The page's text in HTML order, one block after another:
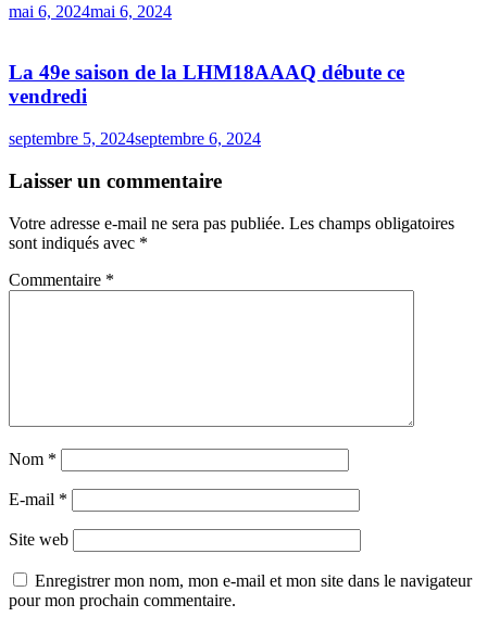
mai 6, 2024mai 6, 2024
La 49e saison de la LHM18AAAQ débute ce
vendredi
septembre 5, 2024septembre 6, 2024
Laisser un commentaire
Votre adresse e-mail ne sera pas publiée. Les champs obligatoires
sont indiqués avec *
Commentaire *
Nom *
E-mail *
Site web
Enregistrer mon nom, mon e-mail et mon site dans le navigateur
pour mon prochain commentaire.